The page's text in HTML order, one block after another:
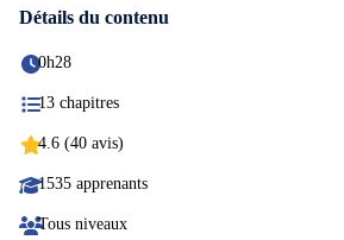
Détails du contenu
0h28
13 chapitres
4.6 (40 avis)
1535 apprenants
Tous niveaux